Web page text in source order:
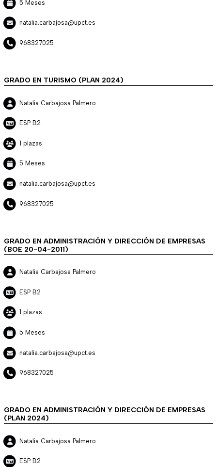
5 Meses
natalia.carbajosa@upct.es
968327025
GRADO EN TURISMO (PLAN 2024)
Natalia Carbajosa Palmero
ESP B2
1 plazas
5 Meses
natalia.carbajosa@upct.es
968327025
GRADO EN ADMINISTRACIÓN Y DIRECCIÓN DE EMPRESAS
(BOE 20-04-2011)
Natalia Carbajosa Palmero
ESP B2
1 plazas
5 Meses
natalia.carbajosa@upct.es
968327025
GRADO EN ADMINISTRACIÓN Y DIRECCIÓN DE EMPRESAS
(PLAN 2024)
Natalia Carbajosa Palmero
ESP B2